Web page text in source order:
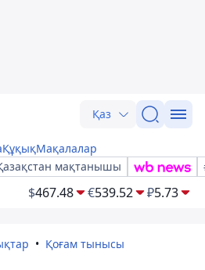
Қаз
ҚұқықМақалалар
мақтанышы
$467.48 €539.52 ₽5.73
Қоғам тынысы